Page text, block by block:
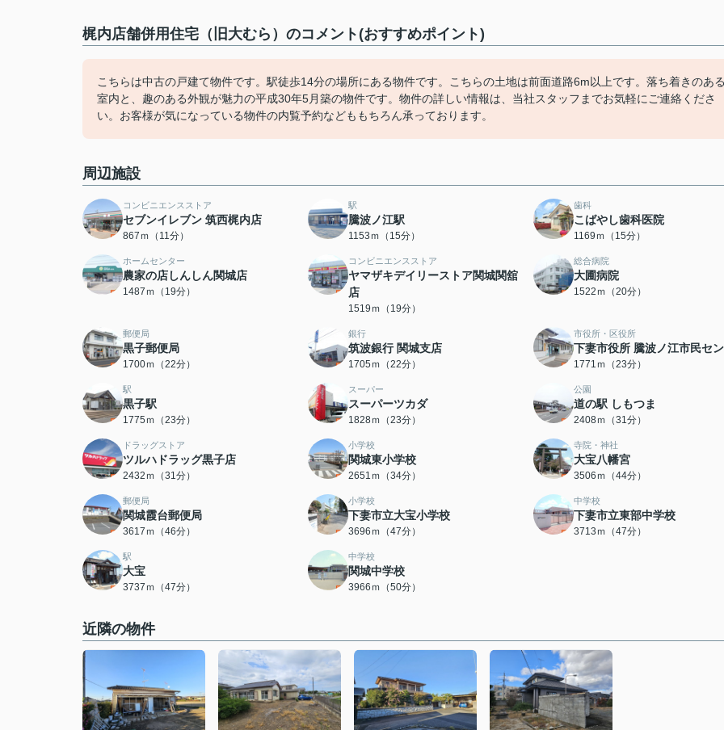
梶内店舗併用住宅（旧大むら）のコメント(おすすめポイント)
こちらは中古の戸建て物件です。駅徒歩14分の場所にある物件です。こちらの土地は前面道路6m以上です。落ち着きのあ
室内と、趣のある外観が魅力の平成30年5月築の物件です。物件の詳しい情報は、当社スタッフまでお気軽にご連絡くださ
い。お客様が気になっている物件の内覧予約などももちろん承っております。
周辺施設
コンビニエンスストア
セブンイレブン 筑西梶内店
867ｍ（11分）
駅
騰波ノ江駅
1153ｍ（15分）
歯科
こばやし歯科医院
1169ｍ（15分）
ホームセンター
農家の店しんしん関城店
1487ｍ（19分）
コンビニエンスストア
ヤマザキデイリーストア関城関舘
店
1519ｍ（19分）
総合病院
大圃病院
1522ｍ（20分）
郵便局
黒子郵便局
1700ｍ（22分）
銀行
筑波銀行 関城支店
1705ｍ（22分）
市役所・区役所
下妻市役所 騰波ノ江市民セ
1771ｍ（23分）
駅
黒子駅
1775ｍ（23分）
スーパー
スーパーツカダ
1828ｍ（23分）
公園
道の駅 しもつま
2408ｍ（31分）
ドラッグストア
ツルハドラッグ黒子店
2432ｍ（31分）
小学校
関城東小学校
2651ｍ（34分）
寺院・神社
大宝八幡宮
3506ｍ（44分）
郵便局
関城霞台郵便局
3617ｍ（46分）
小学校
下妻市立大宝小学校
3696ｍ（47分）
中学校
下妻市立東部中学校
3713ｍ（47分）
駅
大宝
3737ｍ（47分）
中学校
関城中学校
3966ｍ（50分）
近隣の物件